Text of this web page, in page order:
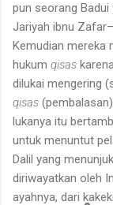
pun se­orang
Jariyah ibnu
Kemudian mereka
hukum qisas
dilukai mengering
qisas
lukanya itu
untuk menuntut
Dalil yang
diriwayatkan oleh
ayahnya, dari